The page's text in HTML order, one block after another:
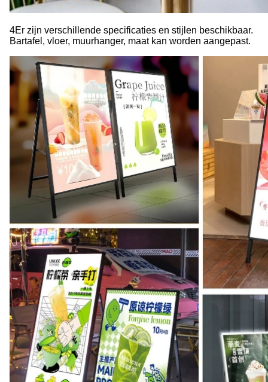
4Er zijn verschillende specificaties en stijlen beschikbaar.
Bartafel, vloer, muurhanger, maat kan worden aangepast.